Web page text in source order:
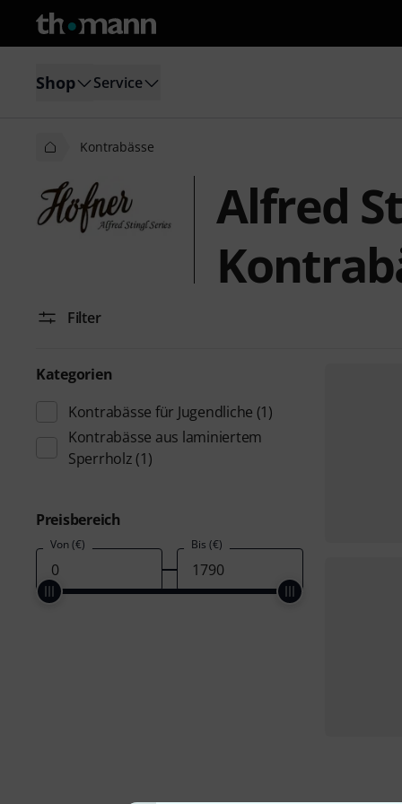
Shop Service
Kontrabässe
Alfred
Filter
Kategorien
Kontrabässe für Jugendliche (1)
Kontrabässe aus laminiertem
Sperrholz (1)
Preisbereich
Von (€) Bis (€)